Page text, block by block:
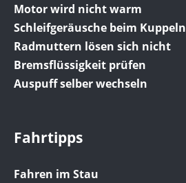
Motor wird nicht warm
Schleifgeräusche beim Kuppeln
Radmuttern lösen sich nicht
Bremsflüssigkeit prüfen
Auspuff selber wechseln
Fahrtipps
Fahren im Stau